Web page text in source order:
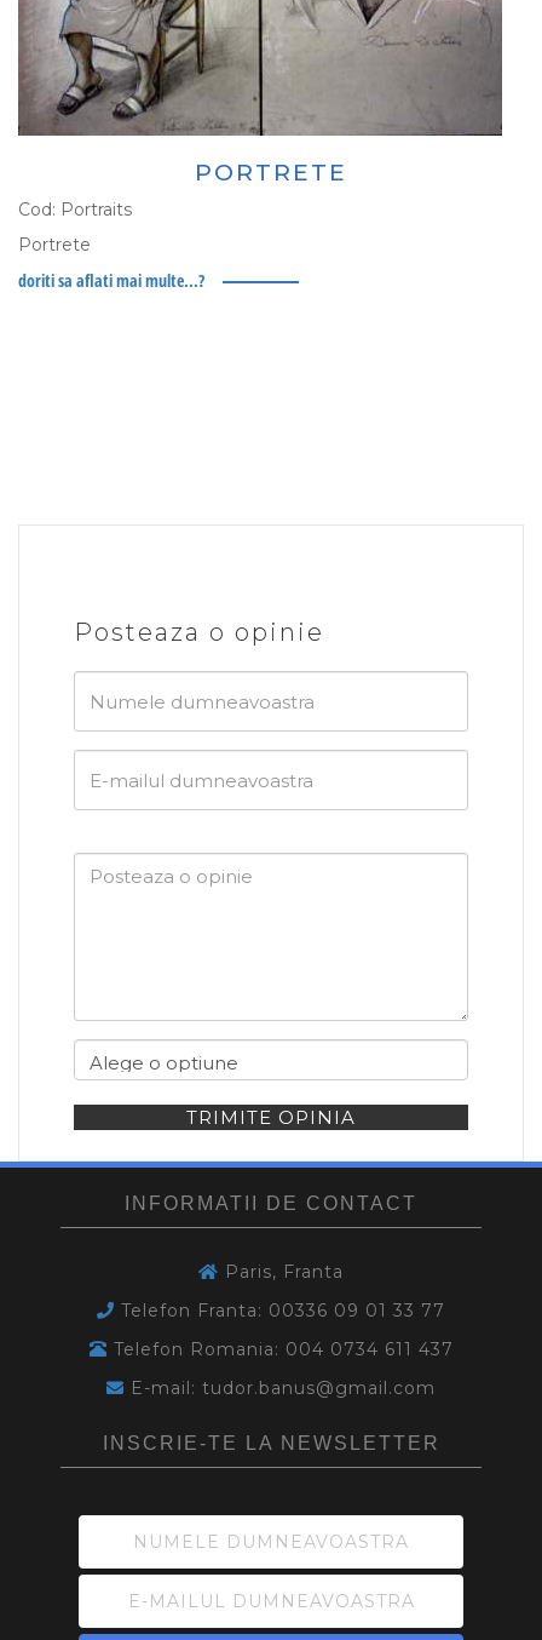
PORTRETE
Cod: Portraits
Portrete
doriti sa aflati mai multe...?
Posteaza o opinie
Numele
dumneavoastra
E-
mailul
dumneavoastra
TRIMITE OPINIA
INFORMATII DE CONTACT
Paris, Franta
Telefon Franta: 00336 09 01 33 77
Telefon Romania: 004 0734 611 437
E-mail: tudor.banus@gmail.com
INSCRIE-TE LA NEWSLETTER